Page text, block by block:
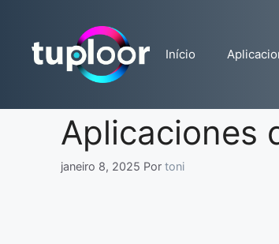
conteúdo
Início
Aplicaciones
janeiro 8, 2025 Por toni